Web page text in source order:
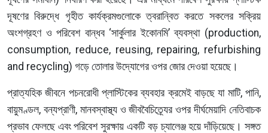
দূষণের বিরুদ্ধে গৃহীত কার্যক্রমগুলোকে ত্বরান্বিত করতে সকলের সক্রিয়
অংশগ্রহণ ও পরিবেশ বান্ধব ‘সার্কুলার ইকোনমি’ ব্যবস্থা (production,
consumption, reduce, reusing, repairing, refurbishing
and recycling) গড়ে তোলার উদ্যোগের ওপর জোর দেওয়া হয়েছে।
প্রাত্যহিক জীবনে পচনরোধী প্লাস্টিকের ব্যবহার ক্রমেই বাড়ছে যা মাটি, পানি,
বায়ুমণ্ডল, বন্যপ্রাণী, মানবস্বাস্থ্য ও জীববৈচিত্র্যের ওপর দীর্ঘমেয়াদি নেতিবাচক
প্রভাব ফেলছে এবং পরিবেশ সুরক্ষায় একটি বড় চ্যালেঞ্জ হয়ে দাঁড়িয়েছে। সঙ্গত